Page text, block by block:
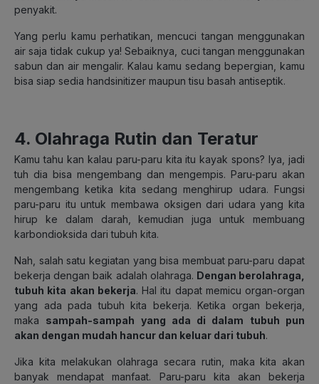
penyakit.
Yang perlu kamu perhatikan, mencuci tangan menggunakan
air saja tidak cukup ya! Sebaiknya, cuci tangan menggunakan
sabun dan air mengalir. Kalau kamu sedang bepergian, kamu
bisa siap sedia handsinitizer maupun tisu basah antiseptik.
4. Olahraga Rutin dan Teratur
Kamu tahu kan kalau paru-paru kita itu kayak spons? Iya, jadi
tuh dia bisa mengembang dan mengempis. Paru-paru akan
mengembang ketika kita sedang menghirup udara. Fungsi
paru-paru itu untuk membawa oksigen dari udara yang kita
hirup ke dalam darah, kemudian juga untuk membuang
karbondioksida dari tubuh kita.
Nah, salah satu kegiatan yang bisa membuat paru-paru dapat
bekerja dengan baik adalah olahraga. Dengan berolahraga,
tubuh kita akan bekerja. Hal itu dapat memicu organ-organ
yang ada pada tubuh kita bekerja. Ketika organ bekerja,
maka sampah-sampah yang ada di dalam tubuh pun
akan dengan mudah hancur dan keluar dari tubuh.
Jika kita melakukan olahraga secara rutin, maka kita akan
banyak mendapat manfaat. Paru-paru kita akan bekerja